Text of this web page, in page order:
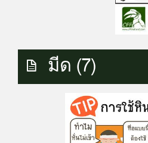
มีด (7)